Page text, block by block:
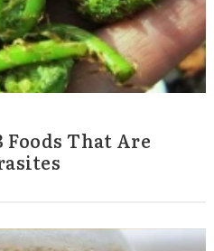
Foods That Are